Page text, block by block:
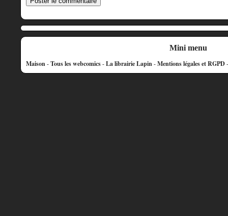
Mini menu
Maison-Tous les webcomics-La librairie Lapin-Mentions légales et RGPD